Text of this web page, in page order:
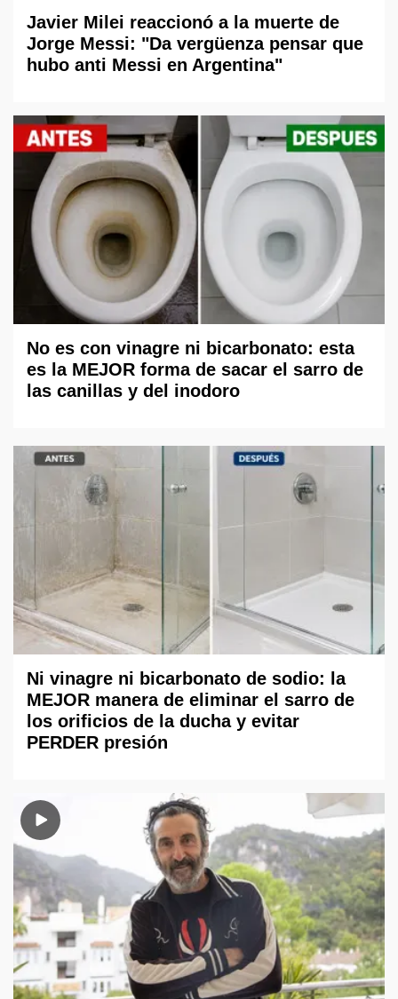
Javier Milei reaccionó a la muerte de
Jorge Messi: "Da vergüenza pensar que
hubo anti Messi en Argentina"
No es con vinagre ni bicarbonato: esta
es la MEJOR forma de sacar el sarro de
las canillas y del inodoro
Ni vinagre ni bicarbonato de sodio: la
MEJOR manera de eliminar el sarro de
los orificios de la ducha y evitar
PERDER presión